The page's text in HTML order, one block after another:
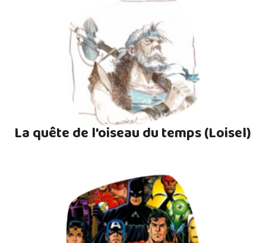
La quête de l'oiseau du temps (Loisel)